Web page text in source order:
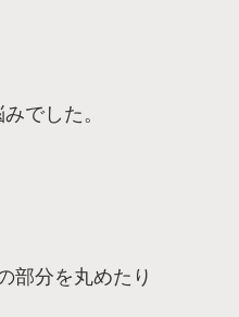
でした。
部分を丸めたり